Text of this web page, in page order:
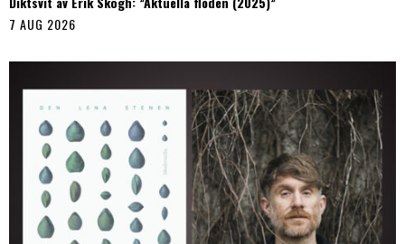
7 AUG 2026